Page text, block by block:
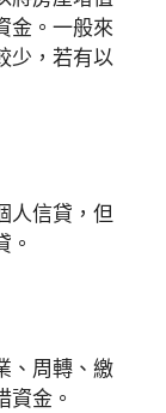
金。一般來
少，若有以
人信貸，但
。
、周轉、繳
資金。